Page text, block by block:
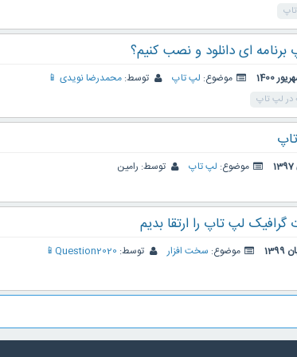
ای دانلود و نصب کنیم؟
موضوع: لپ تاپ توسط: محمدرضا نویدی 📱
در لپ تاپ
موضوع: لپ تاپ توسط: رامین
گرافیک لپ تاپ را ارتقا بدیم
موضوع: سخت افزار توسط: Question2020📱